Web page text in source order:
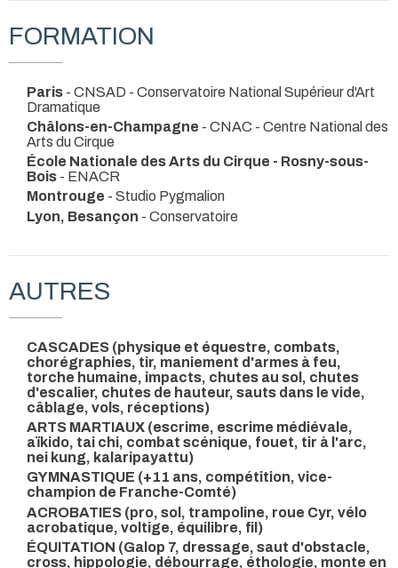
FORMATION
Paris - CNSAD - Conservatoire National Supérieur d'Art
Dramatique
Châlons-en-Champagne - CNAC - Centre National des
Arts du Cirque
École Nationale des Arts du Cirque - Rosny-sous-
Bois - ENACR
Montrouge - Studio Pygmalion
Lyon, Besançon - Conservatoire
AUTRES
CASCADES (physique et équestre, combats,
chorégraphies, tir, maniement d'armes à feu,
torche humaine, impacts, chutes au sol, chutes
d'escalier, chutes de hauteur, sauts dans le vide,
câblage, vols, réceptions)
ARTS MARTIAUX (escrime, escrime médiévale,
aïkido, tai chi, combat scénique, fouet, tir à l'arc,
nei kung, kalaripayattu)
GYMNASTIQUE (+11 ans, compétition, vice-
champion de Franche-Comté)
ACROBATIES (pro, sol, trampoline, roue Cyr, vélo
acrobatique, voltige, équilibre, fil)
ÉQUITATION (Galop 7, dressage, saut d'obstacle,
cross, hippologie, débourrage, éthologie, monte en